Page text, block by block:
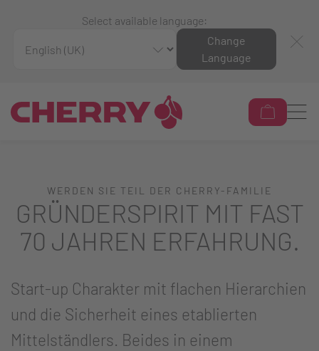
Select available language:
Change
Language
WERDEN SIE TEIL DER CHERRY-FAMILIE
GRÜNDERSPIRIT MIT FAST
70 JAHREN ERFAHRUNG.
Start-up Charakter mit flachen Hierarchien
und die Sicherheit eines etablierten
Mittelständlers. Beides in einem